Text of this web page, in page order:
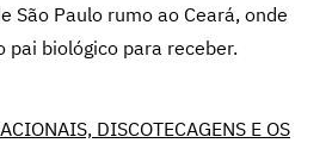
São Paulo rumo ao Ceará, onde
pai biológico para receber.
DISCOTECAGENS E OS